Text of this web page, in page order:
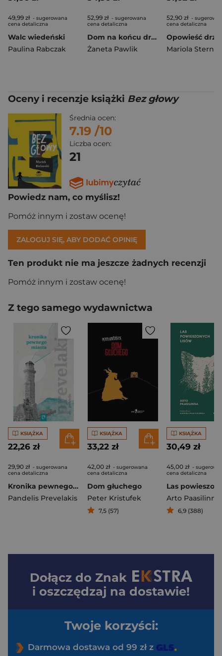
49,99 zł - sugerowana
cena detaliczna
Walc wiedeński
Paulina Rabczak
52,99 zł - sugerowana
cena detaliczna
Dom na końcu drogi
Żaneta Pawlik
52,90 zł -
cena detaliczna
Mariola
Oceny i recenzje książki Bez głowy
Średnia ocen:
7.19 /10
Liczba ocen:
21
Powiedz nam, co myślisz!
Pomóż innym i zostaw ocenę!
ZALOGUJ SIĘ, ABY DODAĆ OPINIĘ
Ten produkt nie ma jeszcze żadnych recenzji
Pomóż innym i zostaw ocenę!
Z tego samego wydawnictwa
KSIĄŻKA
22,26 zł
29,90 zł - sugerowana
cena detaliczna
Kronika pewnego miasta
Pandelis Prevelakis
KSIĄŻKA
33,22 zł
42,00 zł - sugerowana
cena detaliczna
Dom głuchego
Peter Kristufek
7,5 (57)
KSIĄŻKA
30,49 zł
45,00 zł -
cena detaliczna
Arto Paasilinna
6,9 (388)
Dołącz do Znak
i oszczędzaj na dostawie!
Twoje korzyści:
Darmowa dostawa od 99 zł z